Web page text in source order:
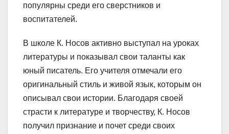
популярны среди его сверстников и
воспитателей.
В школе К. Носов активно выступал на уроках
литературы и показывал свои таланты как
юный писатель. Его учителя отмечали его
оригинальный стиль и живой язык, которым он
описывал свои истории. Благодаря своей
страсти к литературе и творчеству, К. Носов
получил признание и почет среди своих